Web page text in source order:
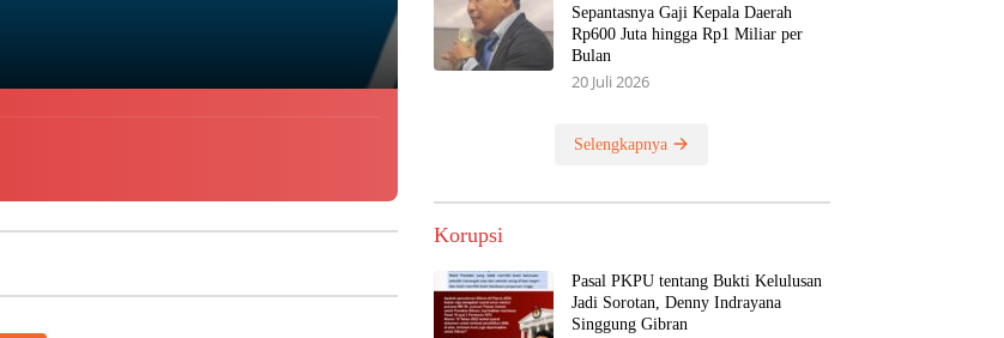
Sepantasnya Gaji Kepala Daerah
Rp600 Juta hingga Rp1 Miliar per
Bulan
20 Juli 2026
Selengkapnya
Korupsi
Pasal PKPU tentang Bukti Kelulusan
Jadi Sorotan, Denny Indrayana
Singgung Gibran